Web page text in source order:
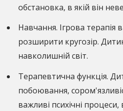
обстановка, в якій він
Навчання. Ігрова терапія
розширити кругозір.
навколишній світ.
Терапевтична функція.
побоювання,
важливі психічні